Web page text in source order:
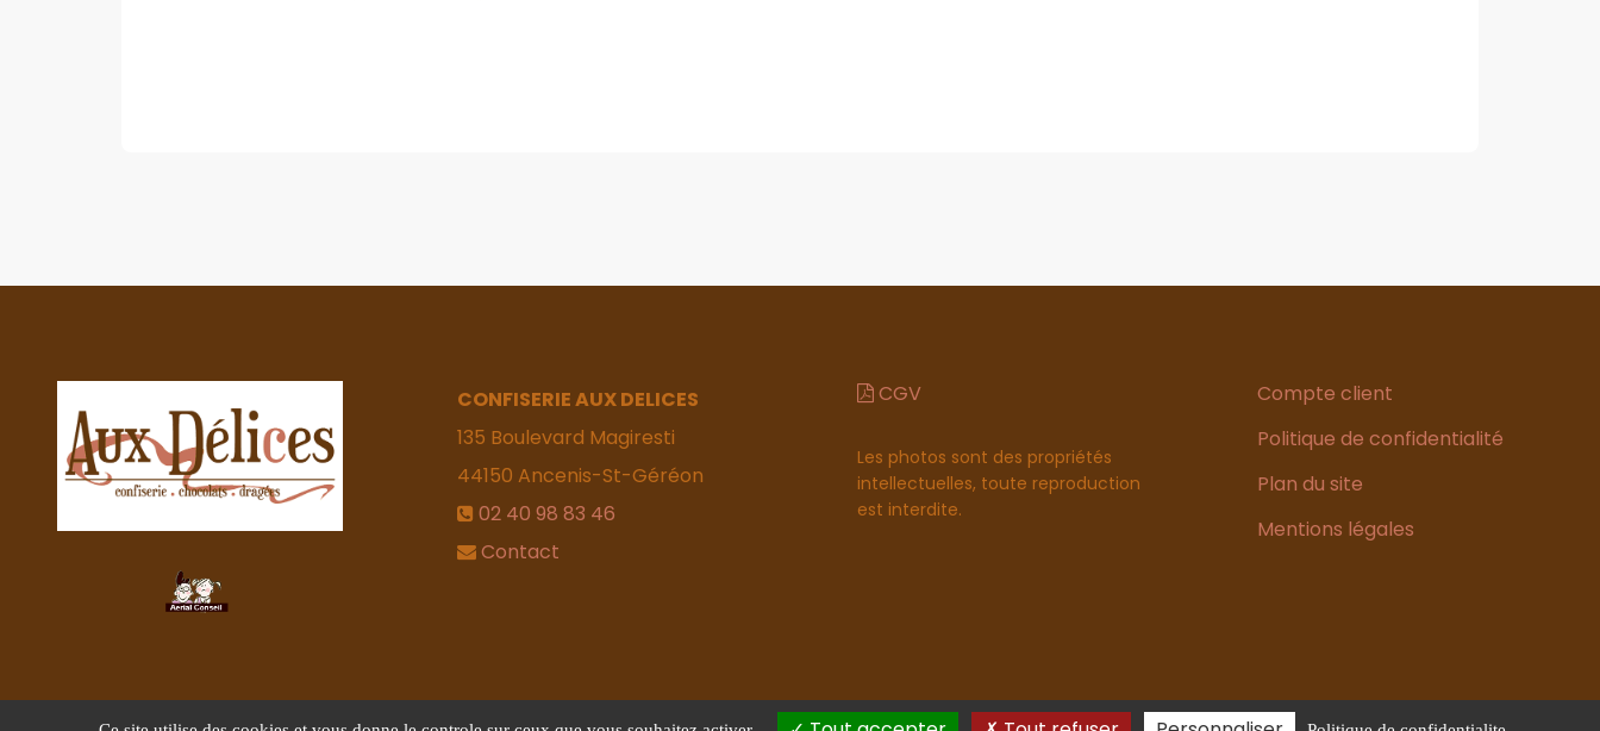
CONFISERIE AUX DELICES
135 Boulevard Magiresti
44150 Ancenis-St-Géréon
02 40 98 83 46
Contact
CGV
Les photos sont des propriétés
intellectuelles, toute reproduction
est interdite.
Compte client
Politique de confidentialité
Plan du site
Mentions légales